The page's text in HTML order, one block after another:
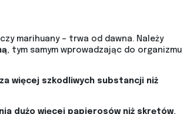
marihuany – trwa od dawna. Należy
, tym samym wprowadzając do organizmu
więcej szkodliwych substancji niż
dużo więcej papierosów niż skrętów,